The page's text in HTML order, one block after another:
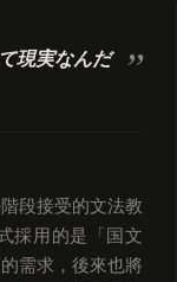
現実なんだ
段接受的文法教
採用的是「国文
需求，後來也將